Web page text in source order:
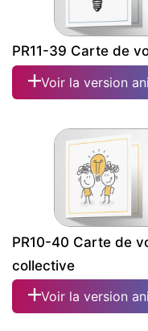
PR11-39 Carte de
Voir la version
PR10-40 Carte de
collective
Voir la version